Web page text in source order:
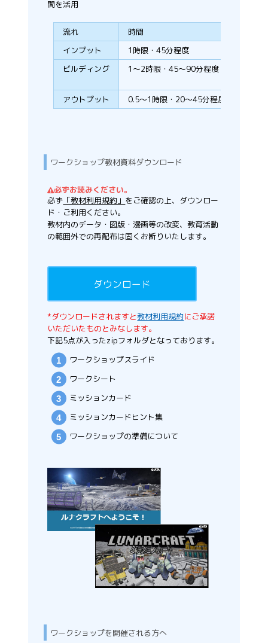
間を活用
流れ 時間
インプット
1時限・45分程度
ビルディング
1～2時限・45～90分程度
アウトプット
0.5～1時限・20～45分程度
ワークショップ教材資料ダウンロード
必ずお読みください。
必ず 「教材利用規約」 をご確認の上、ダウンロー
ド・ご利用ください。
教材内のデータ・図版・漫画等の改変、教育活動
の範囲外での再配布は固くお断りいたします。
ダウンロード
*ダウンロードされますと教材利用規約にご承諾
いただいたものとみなします。
下記5点が入ったzipフォルダとなっております。
ワークショップスライド
ワークシート
ミッションカード
ミッションカードヒント集
ワークショップの準備について
ワークショップを開催される方へ